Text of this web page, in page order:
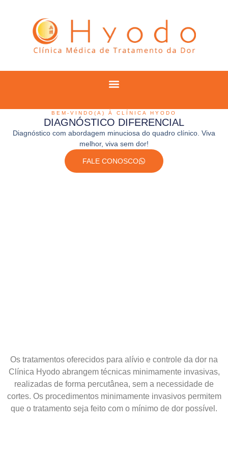
BEM-VINDO(A) À CLÍNICA HYODO
DIAGNÓSTICO DIFERENCIAL
Diagnóstico com abordagem minuciosa do quadro clínico. Viva
melhor, viva sem dor!
FALE CONOSCO
Os tratamentos oferecidos para alívio e controle da dor na
Clínica Hyodo abrangem técnicas minimamente invasivas,
realizadas de forma percutânea, sem a necessidade de
cortes. Os procedimentos minimamente invasivos permitem
que o tratamento seja feito com o mínimo de dor possível.